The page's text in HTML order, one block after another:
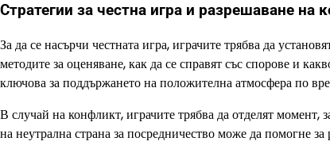
Стратегии за честна игра и разрешаване на
За да се насърчи честната игра, играчите трябва да
методите за оценяване, как да се справят със спорове и
ключова за поддържането на положителна атмосфера по
В случай на конфликт, играчите трябва да отделят момент,
на неутрална страна за посредничество може да помогне